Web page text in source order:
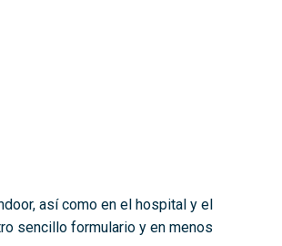
así como en el hospital y el
sencillo formulario y en menos